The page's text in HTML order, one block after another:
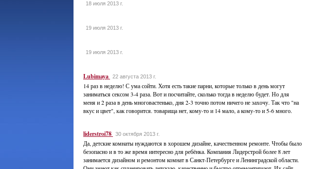
18 июля 2013 г.
19 июля 2013 г.
19 июля 2013 г.
Lubimaya 22 августа 2013 г.
14 раз в неделю! С ума сойти. Хотя есть такие парни, которые только в день могут
заниматься сексом 3-4 раза. Вот и посчитайте, сколько тогда в неделю будет. Но для
меня и 2 раза в день многовастенько, дня 2-3 точно потом ничего не захочу. Так что "на
вкус и цвет", как говорится. товарища нет, кому-то и 14 мало, а кому-то и 5-6 много.
liderstroi78 30 октября 2013 г.
Да, детские комнаты нуждаются в хорошем дизайне, качественном ремонте. Чтобы было
безопасно и в то же время интересно для ребёнка. Компания Лидерстрой более 8 лет
занимается дизайном и ремонтом комнат в Санкт-Петербурге и Ленинградской области.